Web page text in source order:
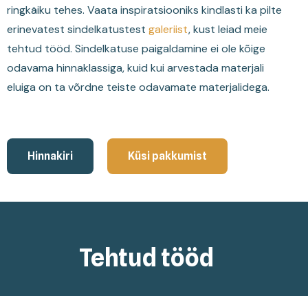
ringkäiku tehes. Vaata inspiratsiooniks kindlasti ka pilte
erinevatest sindelkatustest galeriist, kust leiad meie
tehtud tööd. Sindelkatuse paigaldamine ei ole kõige
odavama hinnaklassiga, kuid kui arvestada materjali
eluiga on ta võrdne teiste odavamate materjalidega.
Hinnakiri Küsi pakkumist
Tehtud tööd